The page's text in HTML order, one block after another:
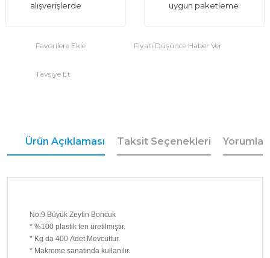
alışverişlerde
uygun paketleme
Fiyatı Düşünce Haber Ver
Tavsiye Et
Ürün Açıklaması Taksit Seçenekleri Yorumlar
No:9 Büyük Zeytin Boncuk
* %100 plastik ten üretilmiştir.
* Kg da 400 Adet Mevcuttur.
* Makrome sanatında kullanılır.